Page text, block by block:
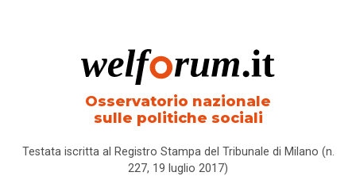
Osservatorio nazionale
sulle politiche sociali
Testata iscritta al Registro Stampa del Tribunale di Milano (n.
227, 19 luglio 2017)